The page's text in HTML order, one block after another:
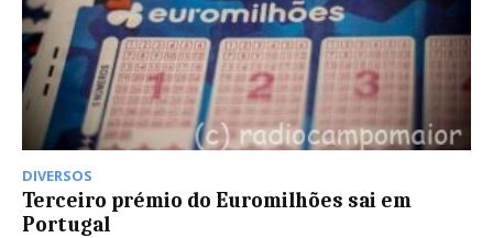
DIVERSOS
Terceiro prémio do Euromilhões sai em
Portugal